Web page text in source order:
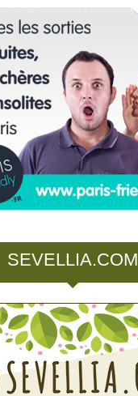
SEVELLIA.COM